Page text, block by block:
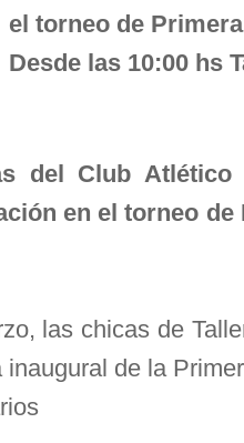
el torneo de
Desde las 10:00 hs
del Club Atlético
en el torneo
las chicas de
de la